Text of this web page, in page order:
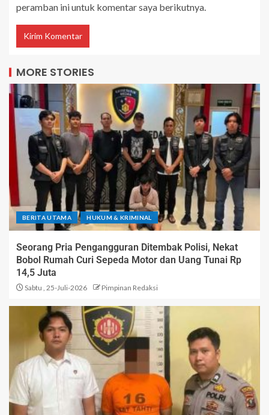
peramban ini untuk komentar saya berikutnya.
MORE STORIES
BERITA UTAMA HUKUM & KRIMINAL
Seorang Pria Pengangguran Ditembak Polisi, Nekat
Bobol Rumah Curi Sepeda Motor dan Uang Tunai Rp
14,5 Juta
Sabtu , 25-Juli-2026 Pimpinan Redaksi